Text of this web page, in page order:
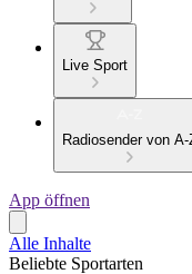
Live Sport
Radiosender von A-
App öffnen
Alle Inhalte
Beliebte Sportarten